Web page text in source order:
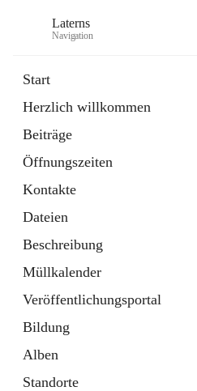
Laterns
Navigation
Start
Herzlich willkommen
Beiträge
Öffnungszeiten
Kontakte
Dateien
Beschreibung
Müllkalender
Veröffentlichungsportal
Bildung
Alben
Standorte